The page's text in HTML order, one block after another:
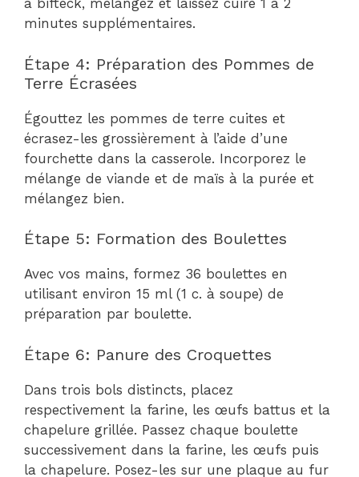
à bifteck, mélangez et laissez cuire 1 à 2
minutes supplémentaires.
Étape 4: Préparation des Pommes de
Terre Écrasées
Égouttez les pommes de terre cuites et
écrasez-les grossièrement à l’aide d’une
fourchette dans la casserole. Incorporez le
mélange de viande et de maïs à la purée et
mélangez bien.
Étape 5: Formation des Boulettes
Avec vos mains, formez 36 boulettes en
utilisant environ 15 ml (1 c. à soupe) de
préparation par boulette.
Étape 6: Panure des Croquettes
Dans trois bols distincts, placez
respectivement la farine, les œufs battus et la
chapelure grillée. Passez chaque boulette
successivement dans la farine, les œufs puis
la chapelure. Posez-les sur une plaque au fur